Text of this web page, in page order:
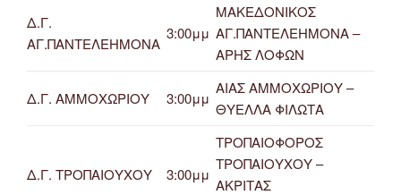
Δ.Γ.
ΑΓ.ΠΑΝΤΕΛΕΗΜΟΝΑ
3:00μμ
ΜΑΚΕΔΟΝΙΚΟΣ
ΑΓ.ΠΑΝΤΕΛΕΗΜΟΝΑ –
ΑΡΗΣ ΛΟΦΩΝ
Δ.Γ. ΑΜΜΟΧΩΡΙΟΥ 3:00μμ
ΑΙΑΣ ΑΜΜΟΧΩΡΙΟΥ –
ΘΥΕΛΛΑ ΦΙΛΩΤΑ
Δ.Γ. ΤΡΟΠΑΙΟΥΧΟΥ 3:00μμ
ΤΡΟΠΑΙΟΦΟΡΟΣ
ΤΡΟΠΑΙΟΥΧΟΥ –
ΑΚΡΙΤΑΣ